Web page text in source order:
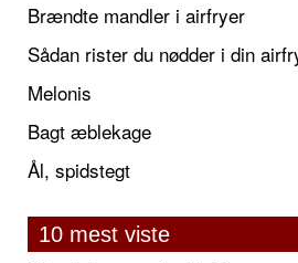
Brændte mandler i airfryer
Sådan rister du nødder i din
Melonis
Bagt æblekage
Ål, spidstegt
10 mest viste